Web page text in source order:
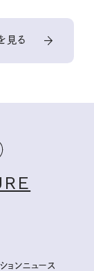
見る
ョンニュース